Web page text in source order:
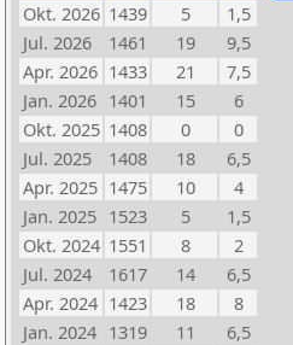
Okt. 2026 1439 5
1,5
Jul. 2026
1461 19
9,5
Apr. 2026 1433 21
7,5
Jan. 2026 1401 15
6
Okt. 2025 1408 0
0
Jul. 2025
1408 18
6,5
Apr. 2025 1475 10
4
Jan. 2025 1523 5
1,5
Okt. 2024 1551 8
2
Jul. 2024
1617 14
6,5
Apr. 2024 1423 18
8
Jan. 2024 1319 11
6,5